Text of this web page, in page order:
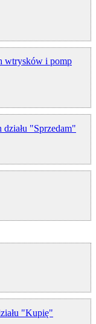
wtrysków i pomp
"Sprzedam"
"Kupię"